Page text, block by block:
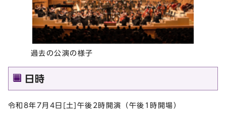
過去の公演の様子
日時
令和8年7月4日[土]午後2時開演（午後1時開場）